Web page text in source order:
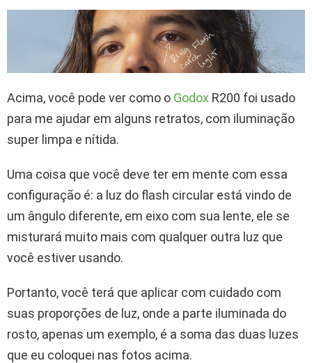
Acima, você pode ver como o Godox R200 foi usado
para me ajudar em alguns retratos, com iluminação
super limpa e nítida.
Uma coisa que você deve ter em mente com essa
configuração é: a luz do flash circular está vindo de
um ângulo diferente, em eixo com sua lente, ele se
misturará muito mais com qualquer outra luz que
você estiver usando.
Portanto, você terá que aplicar com cuidado com
suas proporções de luz, onde a parte iluminada do
rosto, apenas um exemplo, é a soma das duas luzes
que eu coloquei nas fotos acima.